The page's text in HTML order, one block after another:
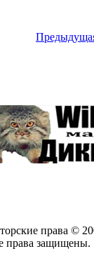
права ©
права защищены.